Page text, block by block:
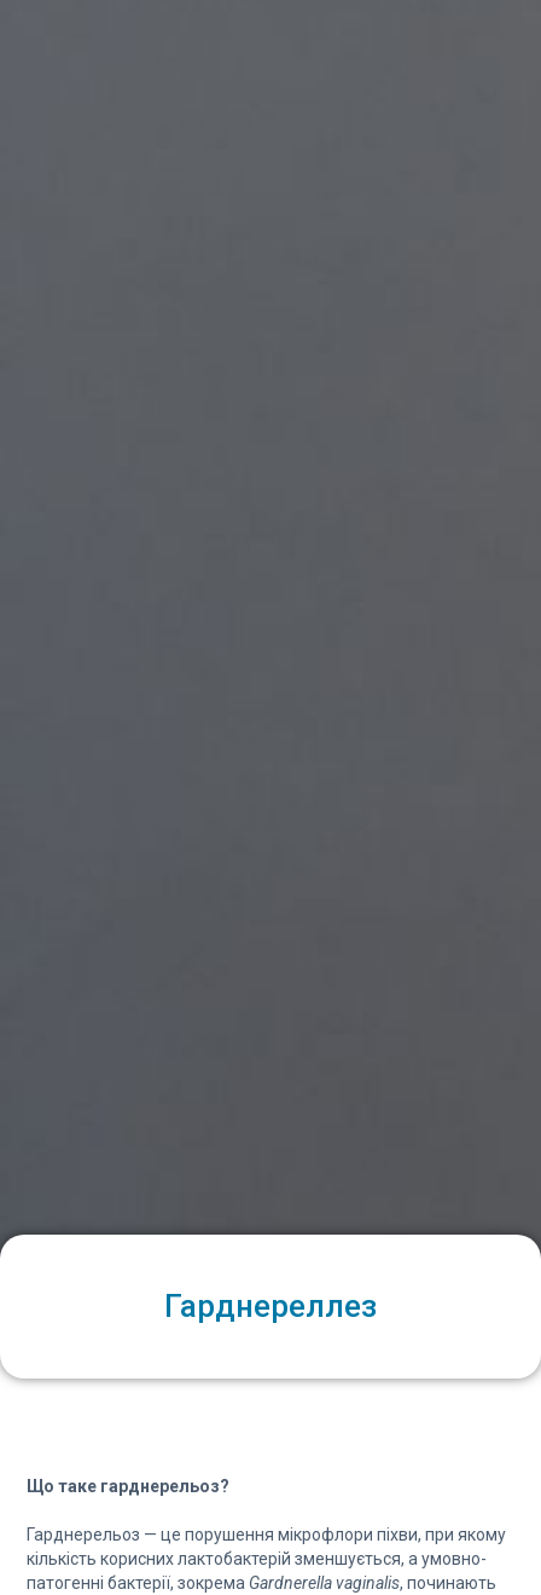
Гарднереллез
Що таке гарднерельоз?
Гарднерельоз — це порушення мікрофлори піхви, при якому
кількість корисних лактобактерій зменшується, а умовно-
патогенні бактерії, зокрема Gardnerella vaginalis, починають